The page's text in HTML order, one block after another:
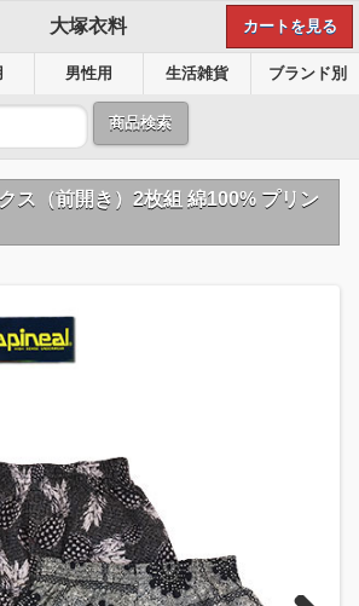
大塚衣料 カートを見る
男性用 生活雑貨 ブランド別
商品検索
ス（前開き）2枚組 綿100% プリン